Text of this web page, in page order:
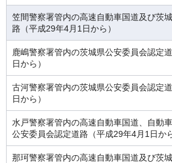
笠間警察署管内の高速自動車国道及び茨
路（平成29年4月1日から）
鹿嶋警察署管内の茨城県公安委員会認定
日から）
古河警察署管内の茨城県公安委員会認定
日から）
水戸警察署管内の高速自動車国道、自動
公安委員会認定道路（平成29年4月1日から
那珂警察署管内の高速自動車国道及び茨